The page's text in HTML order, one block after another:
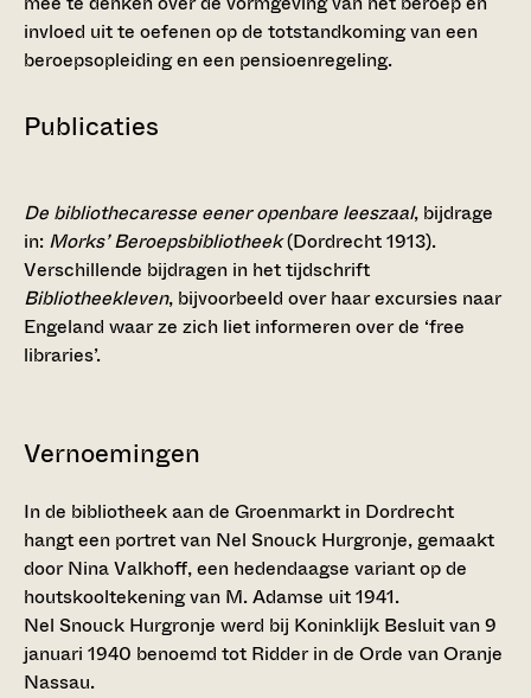
invloed uit te oefenen op de totstandkoming van een
beroepsopleiding en een pensioenregeling.
Publicaties
De bibliothecaresse eener openbare leeszaal, bijdrage
in: Morks’ Beroepsbibliotheek(Dordrecht 1913).
Verschillende bijdragen in het tijdschrift
Bibliotheekleven, bijvoorbeeld over haar excursies naar
Engeland waar ze zich liet informeren over de ‘free
libraries’.
Vernoemingen
In de bibliotheek aan de Groenmarkt in Dordrecht
hangt een portret van Nel Snouck Hurgronje, gemaakt
door Nina Valkhoff, een hedendaagse variant op de
houtskooltekening van M. Adamse uit 1941.
Nel Snouck Hurgronje werd bij Koninklijk Besluit van 9
januari 1940 benoemd tot Ridder in de Orde van Oranje
Nassau.